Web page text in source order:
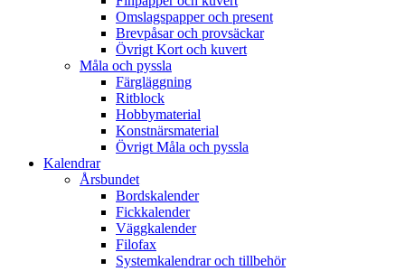
Omslagspapper och present
Brevpåsar och provsäckar
Övrigt Kort och kuvert
Måla och pyssla
Färgläggning
Ritblock
Hobbymaterial
Konstnärsmaterial
Övrigt Måla och pyssla
Kalendrar
Årsbundet
Bordskalender
Fickkalender
Väggkalender
Filofax
Systemkalendrar och tillbehör